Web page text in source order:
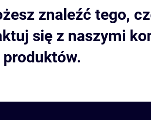
znaleźć tego,
się z naszymi